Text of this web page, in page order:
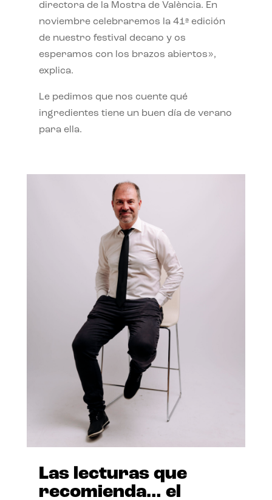
directora de la Mostra de València. En
noviembre celebraremos la 41ª edición
de nuestro festival decano y os
esperamos con los brazos abiertos»,
explica.
Le pedimos que nos cuente qué
ingredientes tiene un buen día de verano
para ella.
Las lecturas que
recomienda… el